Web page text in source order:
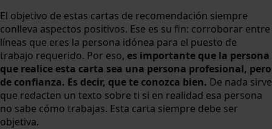
El objetivo de estas cartas de recomendación siempre
conlleva aspectos positivos. Ese es su fin: corroborar entre
líneas que eres la persona idónea para el puesto de
trabajo requerido. Por eso, es importante que la persona
que realice esta carta sea una persona profesional, pero
de confianza. Es decir, que te conozca bien. De nada sirve
que redacten un texto sobre ti si en realidad esa persona
no sabe cómo trabajas. Esta carta siempre debe ser
objetiva.